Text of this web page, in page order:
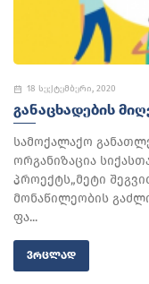
18 სექტემბერი, 2020
ᲒᲐᲜᲐᲪᲮᲐᲓᲔᲑᲘᲡ
სამოქალაქო
ორგანიზაცია
პროექტს„მეტი
მონაწილეობის
ფა...
ᲕᲠᲪᲚᲐᲓ